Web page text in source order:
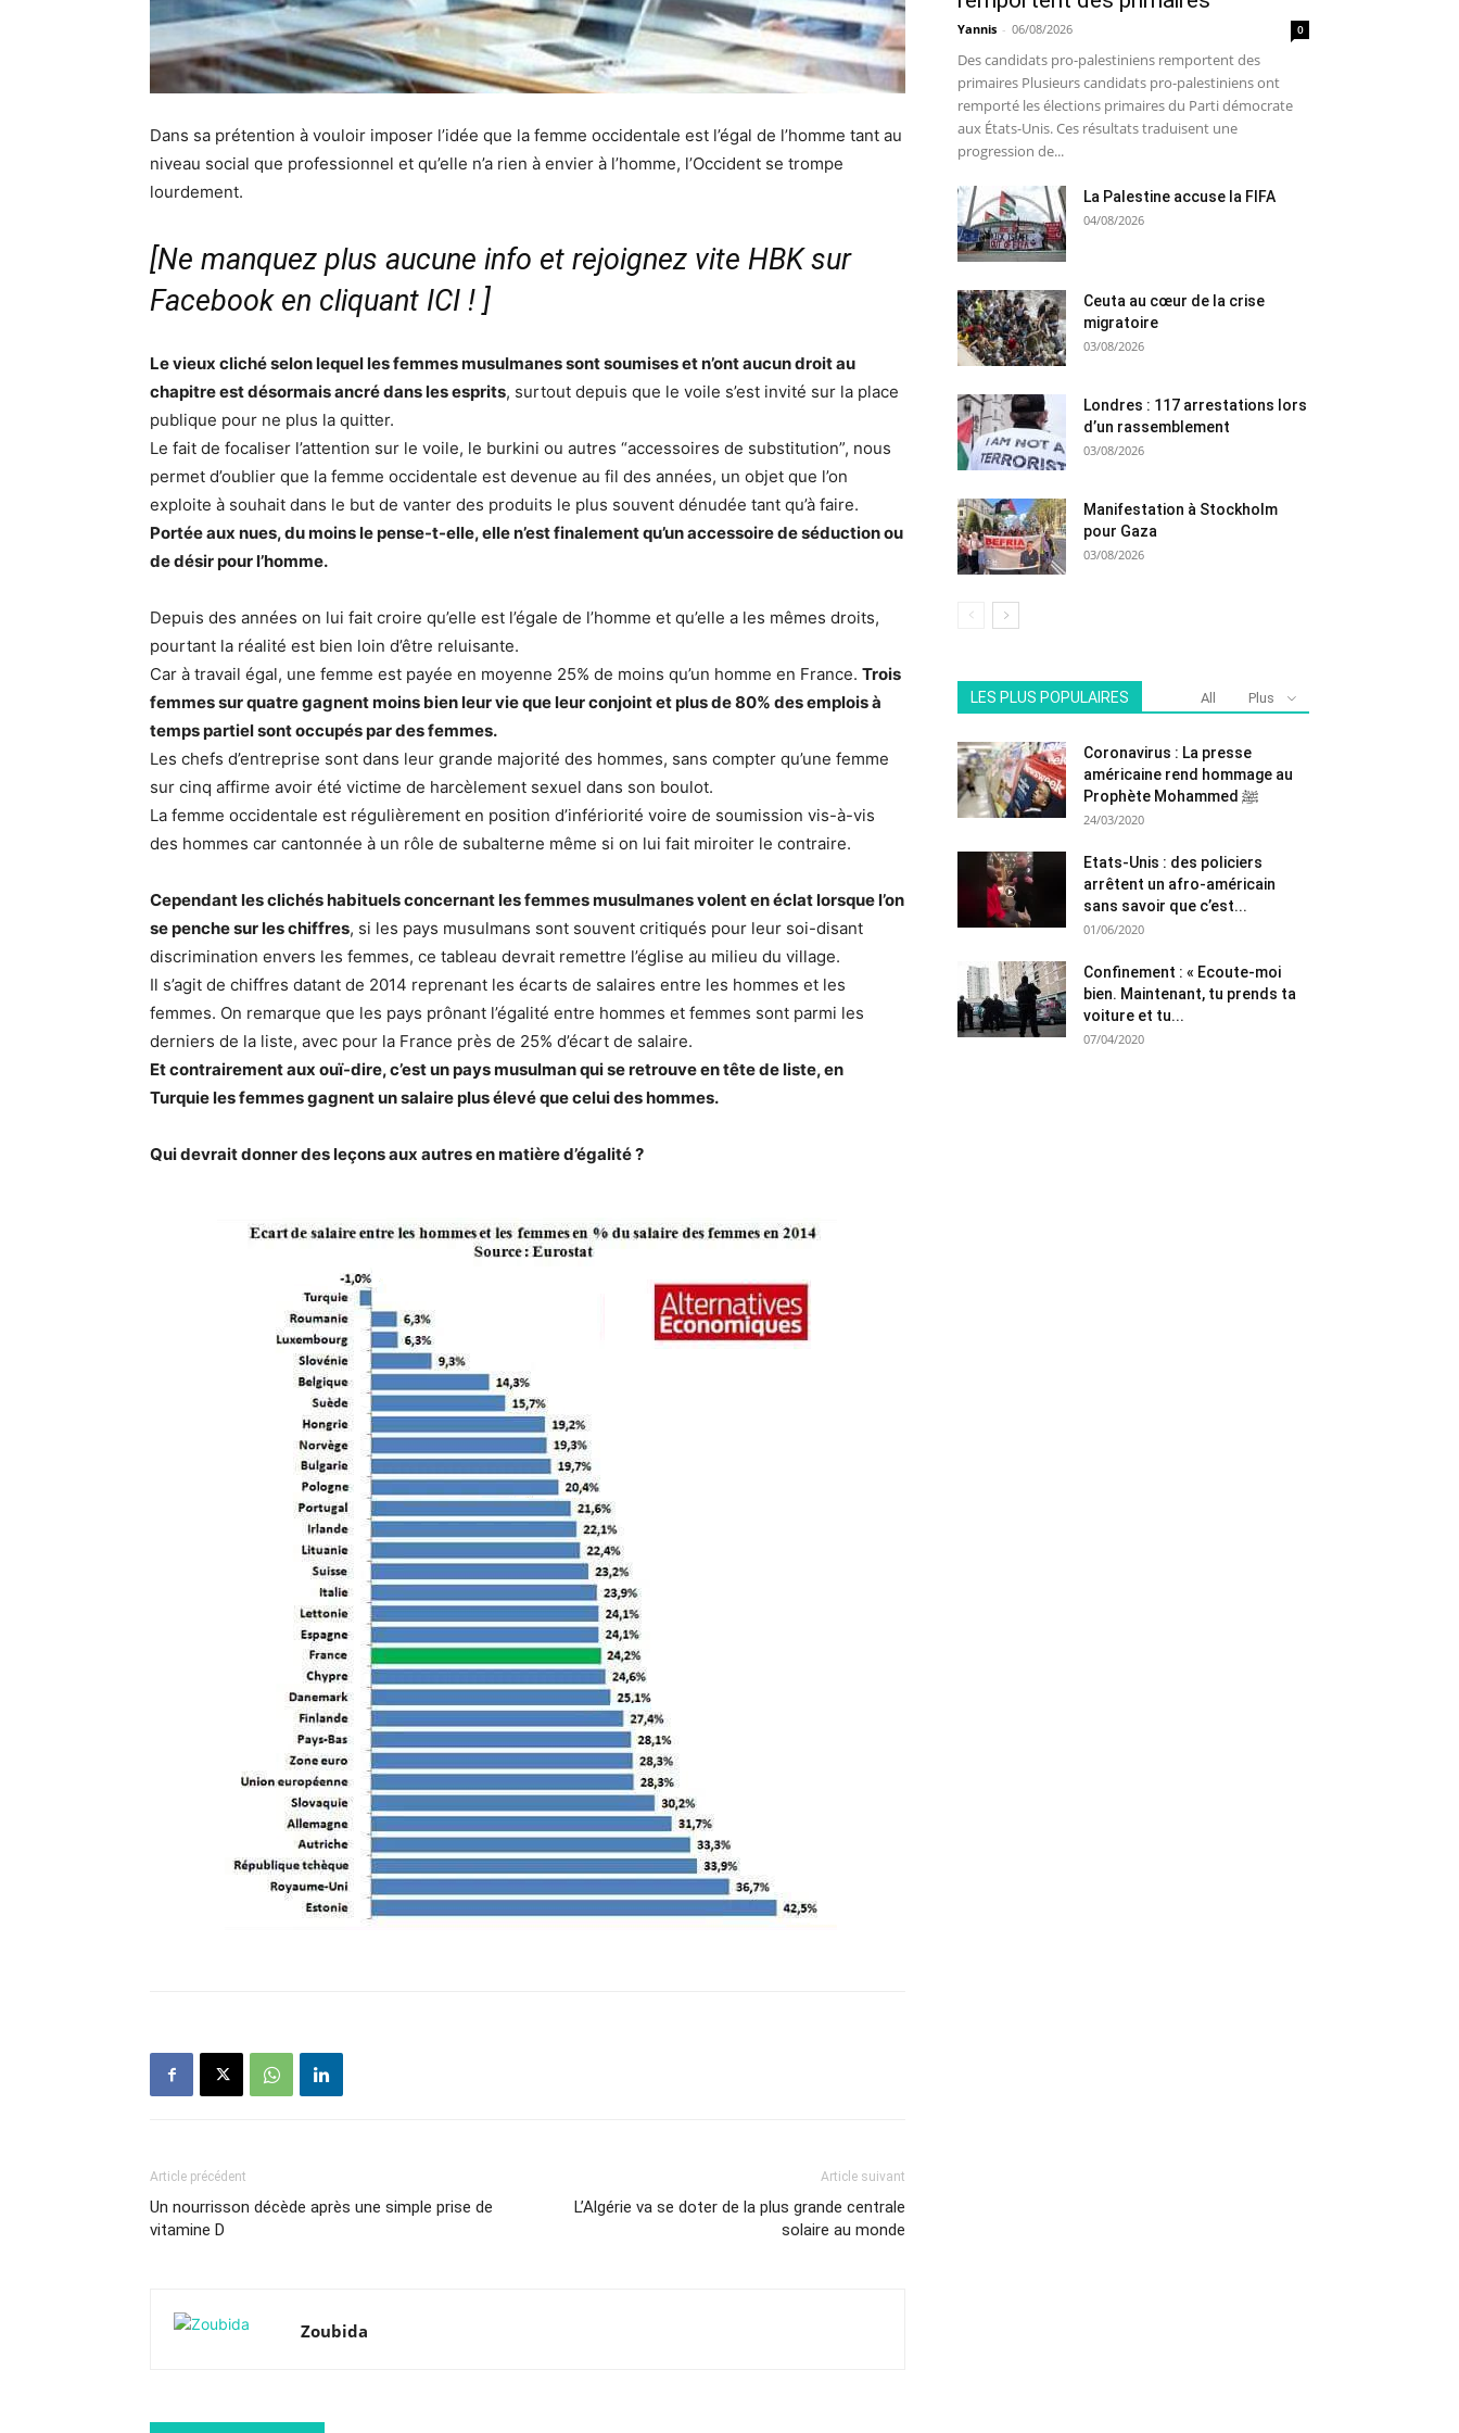
Dans sa prétention à vouloir imposer l’idée que la femme occidentale est l’égal de l’homme tant au
niveau social que professionnel et qu’elle n’a rien à envier à l’homme, l’Occident se trompe
lourdement.
[Ne manquez plus aucune info et rejoignez vite HBK sur
Facebook en cliquant ICI ! ]
Le vieux cliché selon lequel les femmes musulmanes sont soumises et n’ont aucun droit au
chapitre est désormais ancré dans les esprits, surtout depuis que le voile s’est invité sur la place
publique pour ne plus la quitter.
Le fait de focaliser l’attention sur le voile, le burkini ou autres “accessoires de substitution”, nous
permet d’oublier que la femme occidentale est devenue au fil des années, un objet que l’on
exploite à souhait dans le but de vanter des produits le plus souvent dénudée tant qu’à faire.
Portée aux nues, du moins le pense-t-elle, elle n’est finalement qu’un accessoire de séduction ou
de désir pour l’homme.
Depuis des années on lui fait croire qu’elle est l’égale de l’homme et qu’elle a les mêmes droits,
pourtant la réalité est bien loin d’être reluisante.
Car à travail égal, une femme est payée en moyenne 25% de moins qu’un homme en France. Trois
femmes sur quatre gagnent moins bien leur vie que leur conjoint et plus de 80% des emplois à
temps partiel sont occupés par des femmes.
Les chefs d’entreprise sont dans leur grande majorité des hommes, sans compter qu’une femme
sur cinq affirme avoir été victime de harcèlement sexuel dans son boulot.
La femme occidentale est régulièrement en position d’infériorité voire de soumission vis-à-vis
des hommes car cantonnée à un rôle de subalterne même si on lui fait miroiter le contraire.
Cependant les clichés habituels concernant les femmes musulmanes volent en éclat lorsque l’on
se penche sur les chiffres, si les pays musulmans sont souvent critiqués pour leur soi-disant
discrimination envers les femmes, ce tableau devrait remettre l’église au milieu du village.
Il s’agit de chiffres datant de 2014 reprenant les écarts de salaires entre les hommes et les
femmes. On remarque que les pays prônant l’égalité entre hommes et femmes sont parmi les
derniers de la liste, avec pour la France près de 25% d’écart de salaire.
Et contrairement aux ouï-dire, c’est un pays musulman qui se retrouve en tête de liste, en
Turquie les femmes gagnent un salaire plus élevé que celui des hommes.
Qui devrait donner des leçons aux autres en matière d’égalité ?
Article précédent
Un nourrisson décède après une simple prise de
vitamine D
Article suivant
L’Algérie va se doter de la plus grande centrale
solaire au monde
Zoubida
Yannis - 06/08/2026 0
Des candidats pro-palestiniens remportent des
primaires Plusieurs candidats pro-palestiniens ont
remporté les élections primaires du Parti démocrate
aux États-Unis. Ces résultats traduisent une
progression de...
La Palestine accuse la FIFA
04/08/2026
Ceuta au cœur de la crise
migratoire
03/08/2026
Londres : 117 arrestations lors
d’un rassemblement
03/08/2026
Manifestation à Stockholm
pour Gaza
03/08/2026
LES PLUS POPULAIRES All Plus
Coronavirus : La presse
américaine rend hommage au
Prophète Mohammed ﷺ
24/03/2020
Etats-Unis : des policiers
arrêtent un afro-américain
sans savoir que c’est...
01/06/2020
Confinement : « Ecoute-moi
bien. Maintenant, tu prends ta
voiture et tu...
07/04/2020